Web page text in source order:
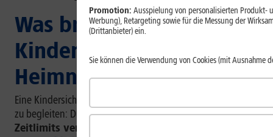
Was bringt eine
Kindersicherung im
Heimnetzwerk?
Eine Kindersicherung hilft Dir, die Internetnutzung besser
zu begleiten: Du
kannst Online-Zeiten festlegen,
Zeitlimits vergeben und bestimmte Webseiten
Promotion: Ausspielung von personalisierten Produkt-
Werbung), Retargeting sowie für die Messung der
(Drittanbieter) ein.
Sie können die Verwendung von Cookies (mit Ausnahme